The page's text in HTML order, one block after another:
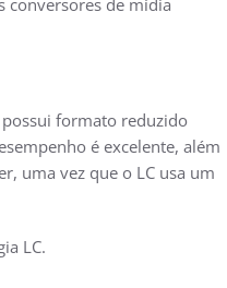
conversores de mídia
formato reduzido
é excelente, além
uma vez que o LC usa um
LC.